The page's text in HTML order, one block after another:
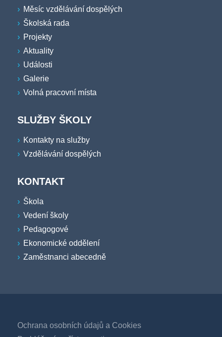
Měsíc vzdělávání dospělých
Školská rada
Projekty
Aktuality
Události
Galerie
Volná pracovní místa
SLUŽBY ŠKOLY
Kontakty na služby
Vzdělávání dospělých
KONTAKT
Škola
Vedení školy
Pedagogové
Ekonomické oddělení
Zaměstnanci abecedně
Ochrana osobních údajů a Cookies